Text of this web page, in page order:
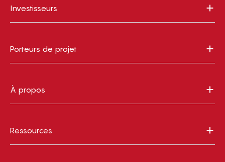
Investisseurs
Porteurs de projet
À propos
Ressources